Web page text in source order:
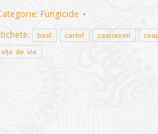
Fungicide
basf cartof castraveti
vița de vie